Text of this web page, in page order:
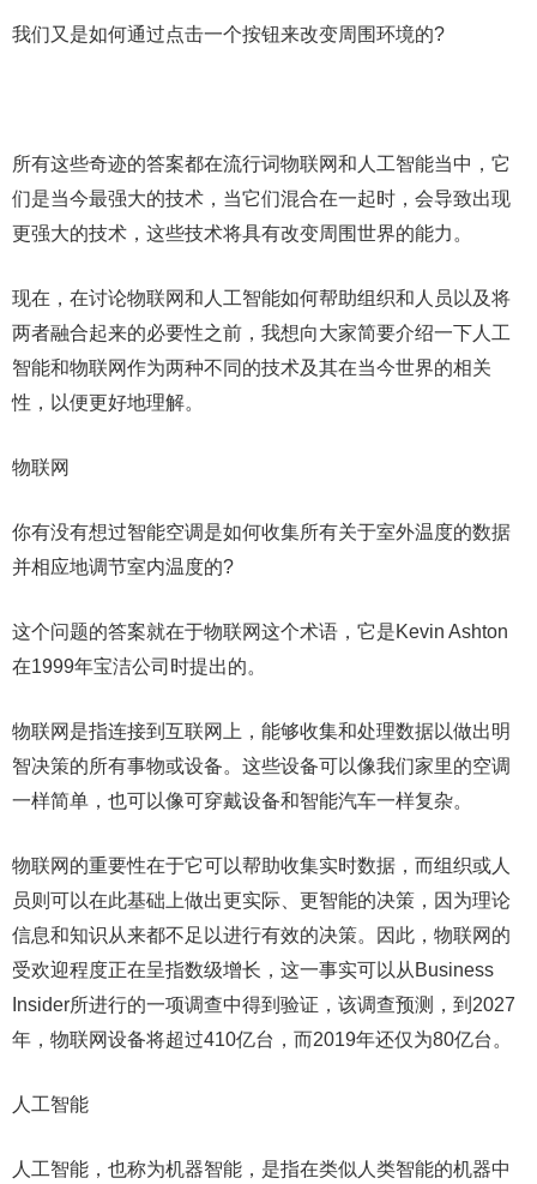
我们又是如何通过点击一个按钮来改变周围环境的?
所有这些奇迹的答案都在流行词物联网和人工智能当中，它
们是当今最强大的技术，当它们混合在一起时，会导致出现
更强大的技术，这些技术将具有改变周围世界的能力。
现在，在讨论物联网和人工智能如何帮助组织和人员以及将
两者融合起来的必要性之前，我想向大家简要介绍一下人工
智能和物联网作为两种不同的技术及其在当今世界的相关
性，以便更好地理解。
物联网
你有没有想过智能空调是如何收集所有关于室外温度的数据
并相应地调节室内温度的?
这个问题的答案就在于物联网这个术语，它是Kevin Ashton
在1999年宝洁公司时提出的。
物联网是指连接到互联网上，能够收集和处理数据以做出明
智决策的所有事物或设备。这些设备可以像我们家里的空调
一样简单，也可以像可穿戴设备和智能汽车一样复杂。
物联网的重要性在于它可以帮助收集实时数据，而组织或人
员则可以在此基础上做出更实际、更智能的决策，因为理论
信息和知识从来都不足以进行有效的决策。因此，物联网的
受欢迎程度正在呈指数级增长，这一事实可以从Business
Insider所进行的一项调查中得到验证，该调查预测，到2027
年，物联网设备将超过410亿台，而2019年还仅为80亿台。
人工智能
人工智能，也称为机器智能，是指在类似人类智能的机器中